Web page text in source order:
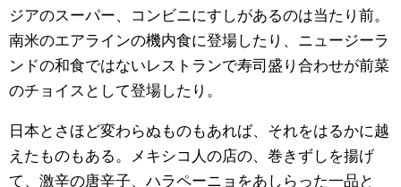
ジアのスーパー、コンビニにすしがあるのは当たり前。
南米のエアラインの機内食に登場したり、ニュージーラ
ンドの和食ではないレストランで寿司盛り合わせが前菜
のチョイスとして登場したり。
日本とさほど変わらぬものもあれば、それをはるかに越
えたものもある。メキシコ人の店の、巻きずしを揚げ
て、激辛の唐辛子、ハラペーニョをあしらった一品と